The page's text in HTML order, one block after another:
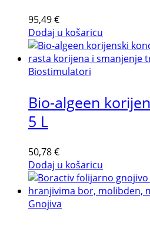
95,49€
Dodaj u košaricu
Biostimulatori
Bio-algeen
5 L
50,78€
Dodaj u košaricu
Gnojiva